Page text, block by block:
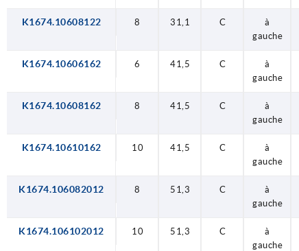
K1674.10608122 8 31,1 C
à
gauche
K1674.10606162 6 41,5 C
à
gauche
K1674.10608162 8 41,5 C
à
gauche
K1674.10610162 10 41,5 C
à
gauche
K1674.106082012 8 51,3 C
à
gauche
K1674.106102012 10 51,3 C
à
gauche